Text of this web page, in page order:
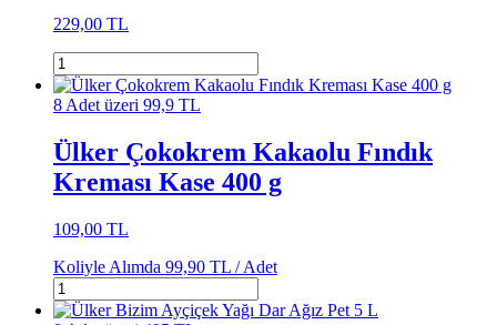
229,00 TL
8 Adet üzeri 99,9 TL
Ülker Çokokrem Kakaolu Fındık
Kreması Kase 400 g
109,00 TL
Koliyle Alımda 99,90 TL /Adet